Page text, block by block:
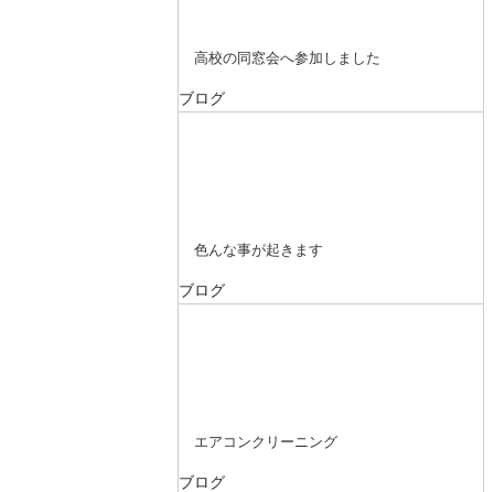
高校の同窓会へ参加しました
ブログ
色んな事が起きます
ブログ
エアコンクリーニング
ブログ